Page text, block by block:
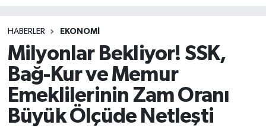
HABERLER EKONOMI
Milyonlar Bekliyor! SSK,
Bağ-Kur ve Memur
Emeklilerinin Zam Oranı
Büyük Ölçüde Netleşti
Gündem
Haber Reklam
Magazin
Özel
Son Dakika Haberleri
Haber Arşivi